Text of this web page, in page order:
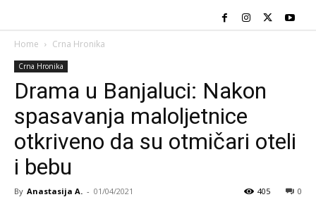
Home Crna Hronika
Crna Hronika
Drama u Banjaluci: Nakon
spasavanja maloljetnice
otkriveno da su otmičari oteli
i bebu
By Anastasija A. - 01/04/2021 0
405